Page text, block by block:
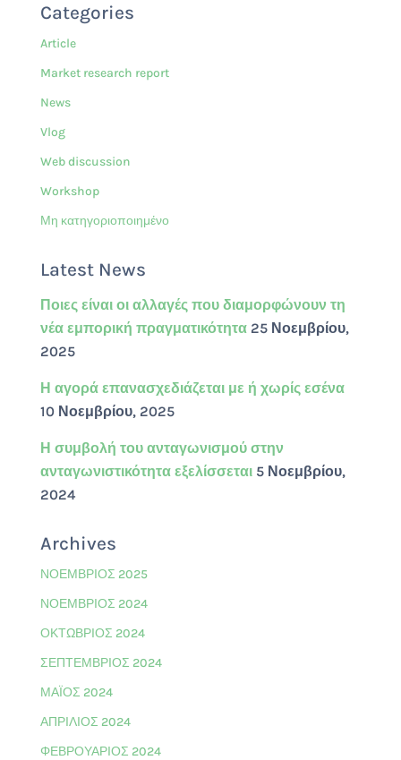
Categories
Article
Market research report
News
Vlog
Web discussion
Workshop
Μη κατηγοριοποιημένο
Latest News
Ποιες είναι οι αλλαγές που διαμορφώνουν τη
νέα εμπορική πραγματικότητα 25 Νοεμβρίου,
2025
Η αγορά επανασχεδιάζεται με ή χωρίς εσένα
10 Νοεμβρίου, 2025
Η συμβολή του ανταγωνισμού στην
ανταγωνιστικότητα εξελίσσεται 5 Νοεμβρίου,
2024
Archives
ΝΟΈΜΒΡΙΟΣ 2025
ΝΟΈΜΒΡΙΟΣ 2024
ΟΚΤΏΒΡΙΟΣ 2024
ΣΕΠΤΈΜΒΡΙΟΣ 2024
ΜΆΙΟΣ 2024
ΑΠΡΊΛΙΟΣ 2024
ΦΕΒΡΟΥΆΡΙΟΣ 2024